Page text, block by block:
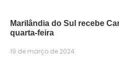
Marilândia do Sul recebe
quarta-feira
19 de março de 2024